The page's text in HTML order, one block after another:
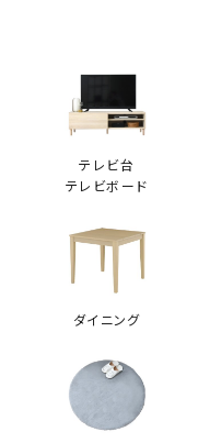
テレビ台
テレビボード
ダイニング